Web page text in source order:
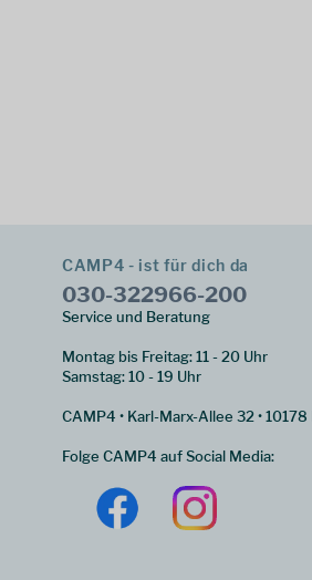
CAMP4 - ist für dich da
030-322966-200
Service und Beratung
Montag bis Freitag: 11 - 20 Uhr
Samstag: 10 - 19 Uhr
CAMP4 • Karl-Marx-Allee 32 • 10178
Folge CAMP4 auf Social Media: